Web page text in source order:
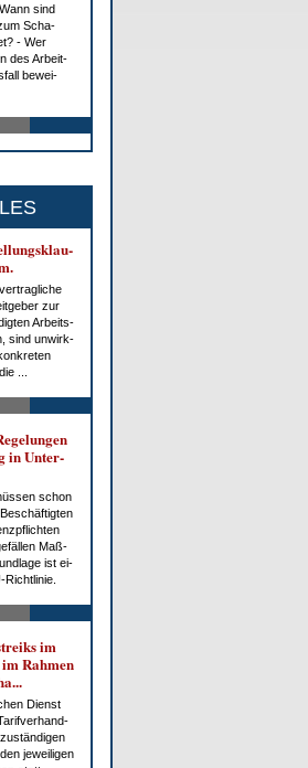
sind
Scha­
- Wer
des Ar­beit­
be­wei­
zur
Ar­beits­
sind un­wirk­
...
in Un­ter­
schon
Maß­
ist ei­
im
Rah­men
Dienst
je­wei­li­gen